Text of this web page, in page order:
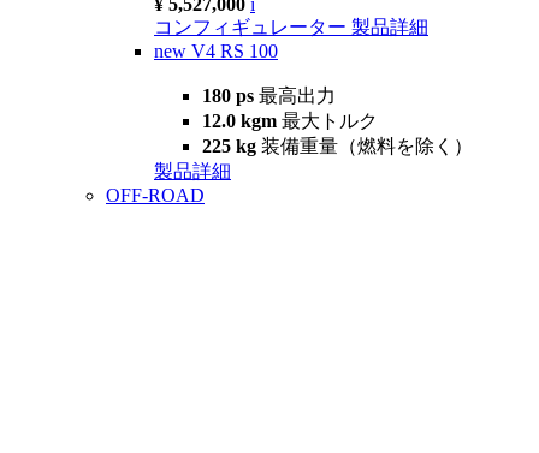
¥ 5,527,000 i
コンフィギュレーター 製品詳細
new V4 RS 100
180 ps 最高出力
12.0 kgm 最大トルク
225 kg 装備重量（燃料を除く）
製品詳細
OFF-ROAD